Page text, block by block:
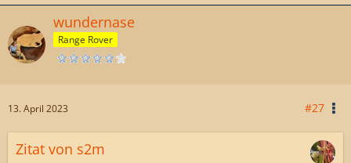
wundernase
Range Rover
13. April 2023 #27
Zitat von s2m